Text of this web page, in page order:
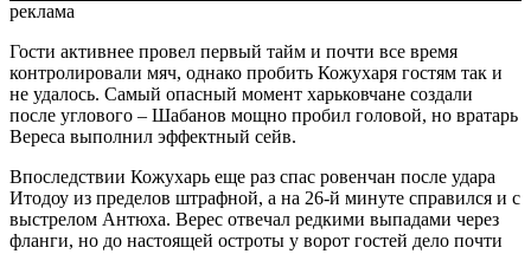
реклама
Гости активнее провел первый тайм и почти все время
контролировали мяч, однако пробить Кожухаря гостям так и
не удалось. Самый опасный момент харьковчане создали
после углового – Шабанов мощно пробил головой, но вратарь
Вереса выполнил эффектный сейв.
Впоследствии Кожухарь еще раз спас ровенчан после удара
Итодоу из пределов штрафной, а на 26-й минуте справился и с
выстрелом Антюха. Верес отвечал редкими выпадами через
фланги, но до настоящей остроты у ворот гостей дело почти